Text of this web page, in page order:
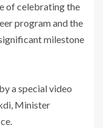
of celebrating the
program and the
milestone
a special video
Minister